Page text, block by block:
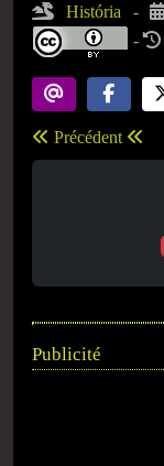
História -
-
Précédent
Publicité